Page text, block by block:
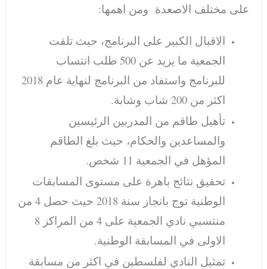
على مختلف الاصعدة ومن اهمها:
الاقبال الكبير على البرنامج، حيث تلقت
الجمعية ما يزيد عن 500 طلب انتساب
للبرنامج واستفاد من البرنامج لنهاية عام 2018
اكثر من 200 شاب وشابة.
تأهيل طاقم من المدربين الرئيسين
والمساعدين والحكام، حيث بلغ الطاقم
المؤهل في الجمعية 11 شخص.
تحقيق نتائج باهرة على مستوى المسابقات
الوطنية توج بانجاز سنة 2018 حيث حصل 4 من
منتسبي نادي الجمعية على 4 من المراكز 8
الاولى في المسابقة الوطنية.
تمثيل النادي لفلسطين في اكثر من مسابقة